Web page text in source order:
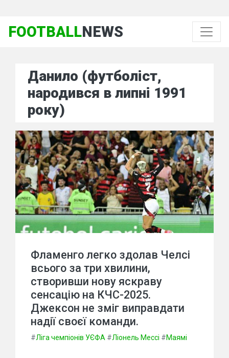
FOOTBALLNEWS
Данило (футболіст,
народився в липні 1991
року)
Фламенго легко здолав Челсі
всього за три хвилини,
створивши нову яскраву
сенсацію на КЧС-2025.
Джексон не зміг виправдати
надії своєї команди.
#Ліга чемпіонів УЄФА #Ліонель Мессі #Маямі